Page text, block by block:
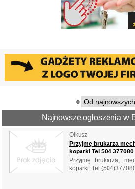
Najnowsze ogłoszenia w
Olkusz
Przyjmę brukarza
koparki Tel 504 377080
Przyjmę brukarza,
koparki.